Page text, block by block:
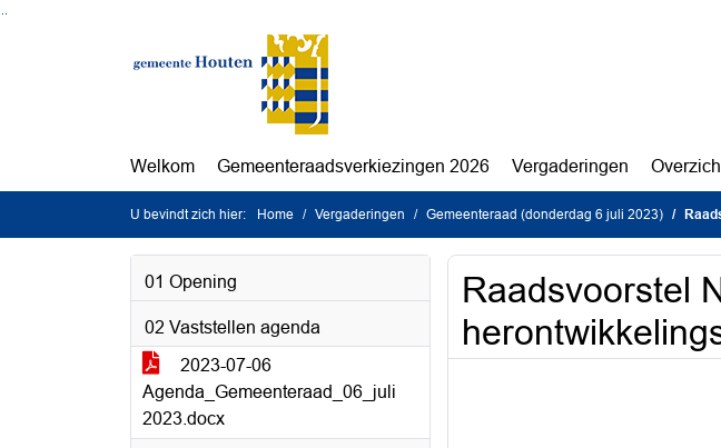
Welkom Gemeenteraadsverkiezingen 2026 Vergaderingen
U bevindt zich hier: Home Vergaderingen Gemeenteraad (donderdag 6 juli 2023)
01 Opening
02 Vaststellen agenda
2023-07-06
Agenda_Gemeenteraad_06_juli
2023.docx
Raadsvoorstel